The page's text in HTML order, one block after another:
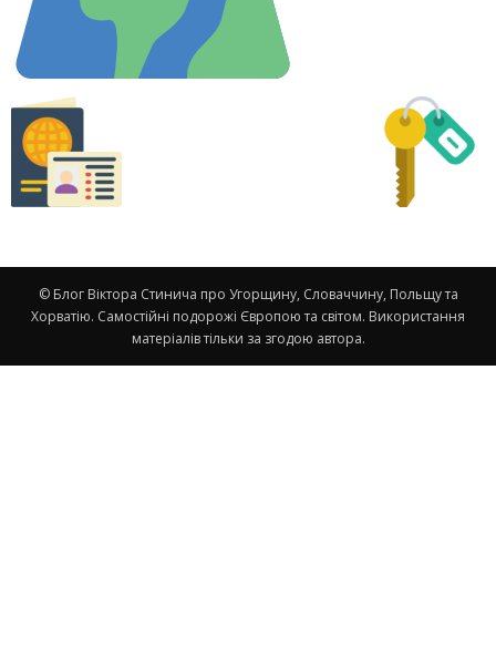
© Блог Віктора Стинича про Угорщину, Словаччину, Польщу та
Хорватію. Самостійні подорожі Європою та світом. Використання
матеріалів тільки за згодою автора.